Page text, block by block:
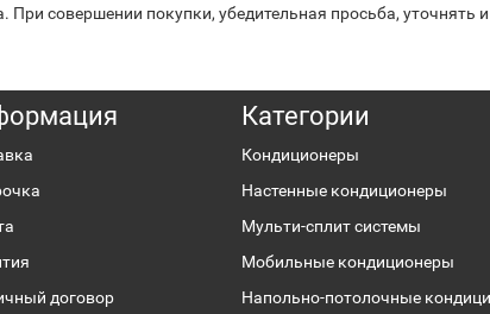
совершении покупки, убедительная просьба, уточнять
договор
Категории
Кондиционеры
Настенные кондиционеры
Мульти-сплит системы
Мобильные кондиционеры
Напольно-потолочные